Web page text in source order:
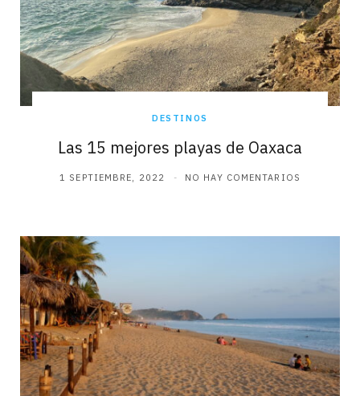
DESTINOS
Las 15 mejores playas de Oaxaca
1 SEPTIEMBRE, 2022 NO HAY COMENTARIOS